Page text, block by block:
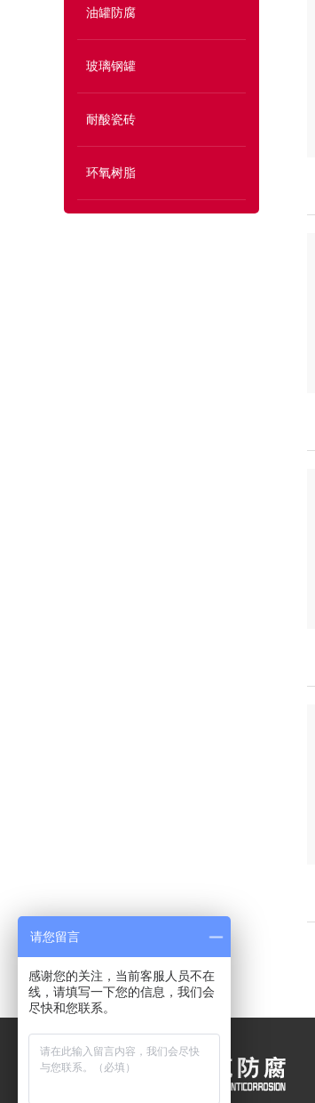
油罐防腐
玻璃钢罐
耐酸瓷砖
环氧树脂
请您留言
感谢您的关注，当前客服人员不在
线，请填写一下您的信息，我们会
尽快和您联系。